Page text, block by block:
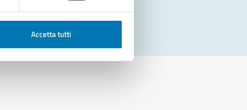
Accetta tutti